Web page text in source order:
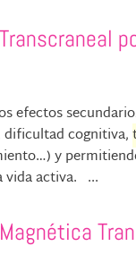
efectos
dificultad cognitiva,
y
vida activa. ...